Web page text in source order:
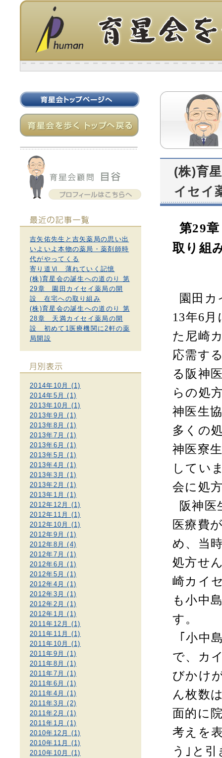
(株)育
イセイ
第29
取り組
園田カ
13年6
た尼崎
応需す
る阪神
らの処
神医生
多くの
神医寮
してい
会に処
阪神医
医療費
め、当
処方せ
崎カイ
も小中
す。
｢小中
で、カ
びかけ
ん枚数
面的に
考えを
う｣と
吉矢佑先生と吉矢薬局の思い出
いよいよ本物の薬局・薬剤師時
代がやってくる
寄り道Ⅵ 薄れていく記憶
(株)育星会の誕生への道のり 第
29章 園田カイセイ薬局の開
設 在宅への取り組み
(株)育星会の誕生への道のり 第
28章 天満カイセイ薬局の開
設 初めて1医療機関に2軒の薬
局開設
2014年10月 (1)
2014年5月 (1)
2013年10月 (1)
2013年9月 (1)
2013年8月 (1)
2013年7月 (1)
2013年6月 (1)
2013年5月 (1)
2013年4月 (1)
2013年3月 (1)
2013年2月 (1)
2013年1月 (1)
2012年12月 (1)
2012年11月 (1)
2012年10月 (1)
2012年9月 (1)
2012年8月 (4)
2012年7月 (1)
2012年6月 (1)
2012年5月 (1)
2012年4月 (1)
2012年3月 (1)
2012年2月 (1)
2012年1月 (1)
2011年12月 (1)
2011年11月 (1)
2011年10月 (1)
2011年9月 (1)
2011年8月 (1)
2011年7月 (1)
2011年6月 (1)
2011年4月 (1)
2011年3月 (2)
2011年2月 (1)
2011年1月 (1)
2010年12月 (1)
2010年11月 (1)
2010年10月 (1)